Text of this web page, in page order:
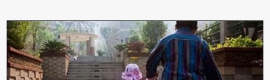
cưới cô để có con. Không phải để nuôi một cái thân bất tài chỉ biết
khóc lóc,” anh ta gằn giọng, đẩy mạnh cánh cửa trước mặt tôi.
Tiếng cánh cửa đóng lại, vang lên như một bản án lạnh lùng. Tôi
đứng chết lặng giữa cơn mưa, không biết đi đâu, về đâu. Bố mẹ tôi